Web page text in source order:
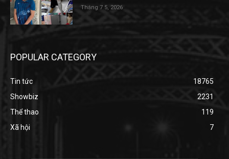
Tháng 7 5, 2026
POPULAR CATEGORY
Tin tức
18765
Showbiz
2231
Thể thao
119
Xã hội
7